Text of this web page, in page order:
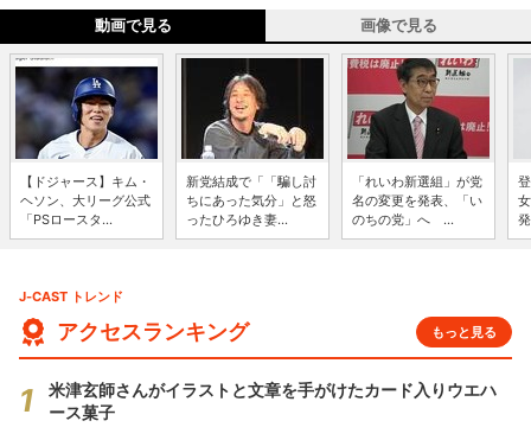
動画で見る 画像で見る
【ドジャース】キム・
ヘソン、大リーグ公式
「PSロースタ...
新党結成で「「騙し討
ちにあった気分」と怒
ったひろゆき妻...
「れいわ新選組」が党
名の変更を発表、「い
のちの党」へ ...
J-CAST トレンド
アクセスランキング もっと見る
米津玄師さんがイラストと文章を手がけたカード入りウエハ
ース菓子